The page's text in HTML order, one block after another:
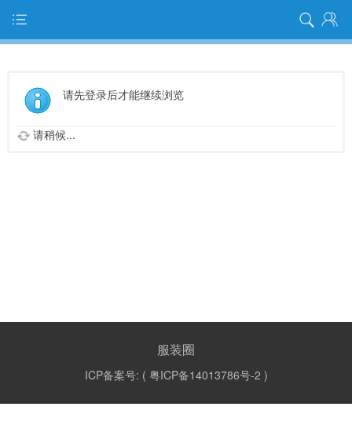
请先登录后才能继续浏览
请稍候...
服装圈
ICP备案号: ( 粤ICP备14013786号-2 )